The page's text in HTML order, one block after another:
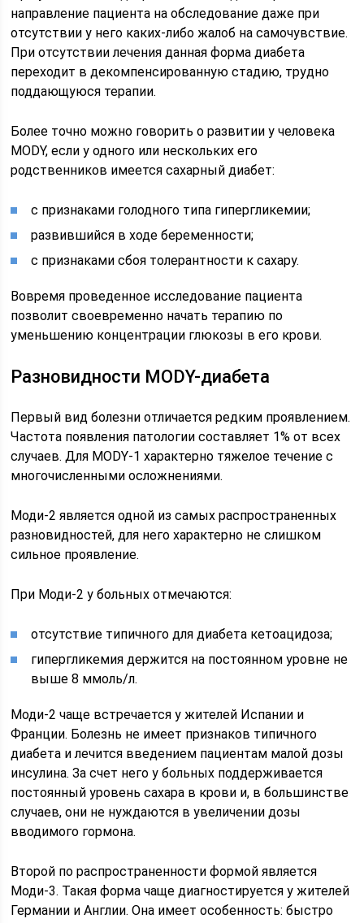
направление пациента на обследование даже при
отсутствии у него каких-либо жалоб на самочувствие.
При отсутствии лечения данная форма диабета
переходит в декомпенсированную стадию, трудно
поддающуюся терапии.
Более точно можно говорить о развитии у человека
MODY, если у одного или нескольких его
родственников имеется сахарный диабет:
с признаками голодного типа гипергликемии;
развившийся в ходе беременности;
с признаками сбоя толерантности к сахару.
Вовремя проведенное исследование пациента
позволит своевременно начать терапию по
уменьшению концентрации глюкозы в его крови.
Разновидности MODY-диабета
Первый вид болезни отличается редким проявлением.
Частота появления патологии составляет 1% от всех
случаев. Для MODY-1 характерно тяжелое течение с
многочисленными осложнениями.
Моди-2 является одной из самых распространенных
разновидностей, для него характерно не слишком
сильное проявление.
При Моди-2 у больных отмечаются:
отсутствие типичного для диабета кетоацидоза;
гипергликемия держится на постоянном уровне не
выше 8 ммоль/л.
Моди-2 чаще встречается у жителей Испании и
Франции. Болезнь не имеет признаков типичного
диабета и лечится введением пациентам малой дозы
инсулина. За счет него у больных поддерживается
постоянный уровень сахара в крови и, в большинстве
случаев, они не нуждаются в увеличении дозы
вводимого гормона.
Второй по распространенности формой является
Моди-3. Такая форма чаще диагностируется у жителей
Германии и Англии. Она имеет особенность: быстро